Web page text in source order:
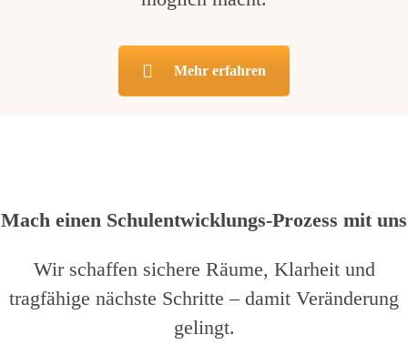
Mehr erfahren
Mach einen Schulentwicklungs-Prozess mit uns
Wir schaffen sichere Räume, Klarheit und
tragfähige nächste Schritte – damit Veränderung
gelingt.